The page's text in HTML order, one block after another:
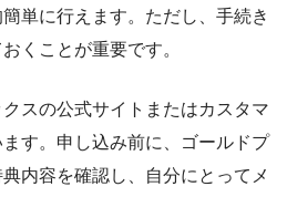
単に行えます。ただし、手続き
くことが重要です。
スの公式サイトまたはカスタマ
す。申し込み前に、ゴールドプ
内容を確認し、自分にとってメ